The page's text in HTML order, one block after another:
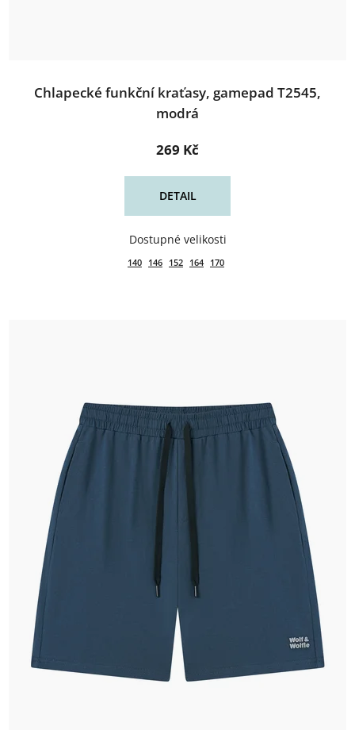
Chlapecké funkční kraťasy, gamepad T2545,
modrá
269 Kč
DETAIL
140 146 152 164 170